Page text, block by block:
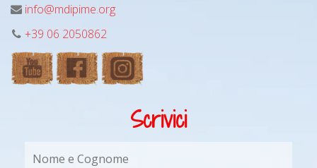
info@mdipime.org
+39 06 2050862
Scrivici